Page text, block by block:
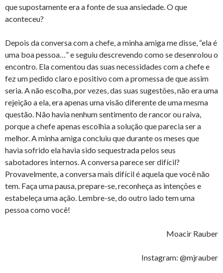
que supostamente era a fonte de sua ansiedade. O que
aconteceu?
Depois da conversa com a chefe, a minha amiga me disse, “ela é
uma boa pessoa…” e seguiu descrevendo como se desenrolou o
encontro. Ela comentou das suas necessidades com a chefe e
fez um pedido claro e positivo com a promessa de que assim
seria. A não escolha, por vezes, das suas sugestões, não era uma
rejeição a ela, era apenas uma visão diferente de uma mesma
questão. Não havia nenhum sentimento de rancor ou raiva,
porque a chefe apenas escolhia a solução que parecia ser a
melhor. A minha amiga concluiu que durante os meses que
havia sofrido ela havia sido sequestrada pelos seus
sabotadores internos. A conversa parece ser difícil?
Provavelmente, a conversa mais difícil é aquela que você não
tem. Faça uma pausa, prepare-se, reconheça as intenções e
estabeleça uma ação. Lembre-se, do outro lado tem uma
pessoa como você!
Moacir Rauber
Instagram: @mjrauber